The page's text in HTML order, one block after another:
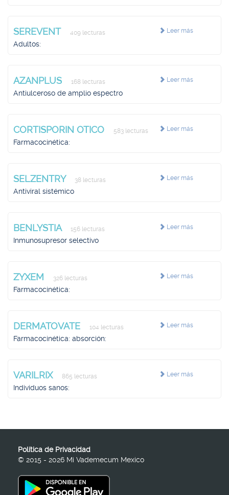
Leer más
SEREVENT 409 lecturas
Adultos:
Leer más
AZANPLUS 168 lecturas
Antiulceroso de amplio espectro
Leer más
CORTISPORIN OTICO 583 lecturas
Farmacocinética:
Leer más
SELZENTRY 38 lecturas
Antiviral sistémico
Leer más
BENLYSTIA 156 lecturas
Inmunosupresor selectivo
Leer más
ZYXEM 326 lecturas
Farmacocinética:
Leer más
DERMATOVATE 104 lecturas
Farmacocinética: absorción:
Leer más
VARILRIX 865 lecturas
Individuos sanos:
Política de Privacidad
© 2015 - 2026 Mi Vademecum Mexico